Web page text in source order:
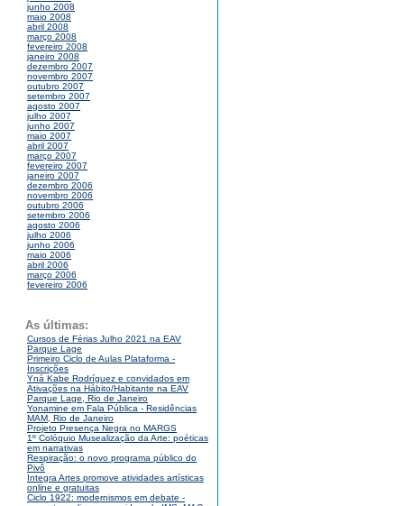
junho 2008
maio 2008
abril 2008
março 2008
fevereiro 2008
janeiro 2008
dezembro 2007
novembro 2007
outubro 2007
setembro 2007
agosto 2007
julho 2007
junho 2007
maio 2007
abril 2007
março 2007
fevereiro 2007
janeiro 2007
dezembro 2006
novembro 2006
outubro 2006
setembro 2006
agosto 2006
julho 2006
junho 2006
maio 2006
abril 2006
março 2006
fevereiro 2006
As últimas:
Cursos de Férias Julho 2021 na EAV
Parque Lage
Primeiro Ciclo de Aulas Plataforma -
Inscrições
Yná Kabe Rodríguez e convidados em
Ativações na Hábito/Habitante na EAV
Parque Lage, Rio de Janeiro
Yonamine em Fala Pública - Residências
MAM, Rio de Janeiro
Projeto Presença Negra no MARGS
1º Colóquio Musealização da Arte: poéticas
em narrativas
Respiração: o novo programa público do
Pivô
Integra Artes promove atividades artísticas
online e gratuitas
Ciclo 1922: modernismos em debate -